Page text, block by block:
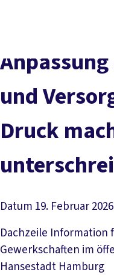
und
Druck
Datum 19. Februar 2026
Dachzeile Information
Gewerkschaften im
Hansestadt Hamburg